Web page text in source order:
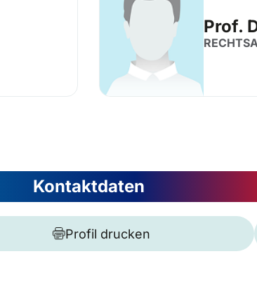
Prof.
Kontaktdaten
Profil drucken